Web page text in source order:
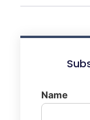
Name